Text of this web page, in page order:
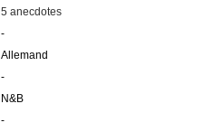
5 anecdotes
-
Allemand
-
N&B
-